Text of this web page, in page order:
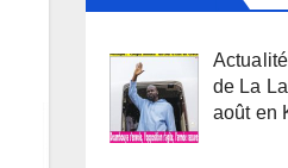
de La
août en